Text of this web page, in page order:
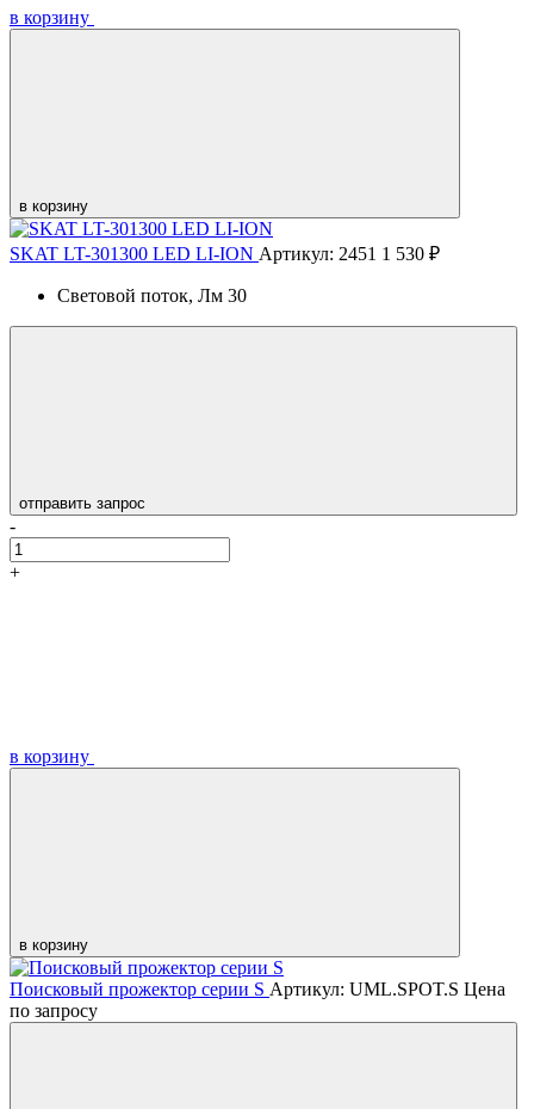
в корзину
в корзину
SKAT LT-301300 LED LI-ION Артикул: 2451 1 530 ₽
Световой поток, Лм 30
отправить запрос
-
+
в корзину
в корзину
Поисковый прожектор серии S Артикул: UML.SPOT.S Цена
по запросу